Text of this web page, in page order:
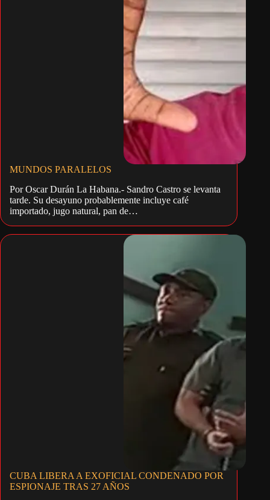
MUNDOS PARALELOS
Por Oscar Durán La Habana.- Sandro Castro se levanta
tarde. Su desayuno probablemente incluye café
importado, jugo natural, pan de…
CUBA LIBERA A EXOFICIAL CONDENADO POR
ESPIONAJE TRAS 27 AÑOS